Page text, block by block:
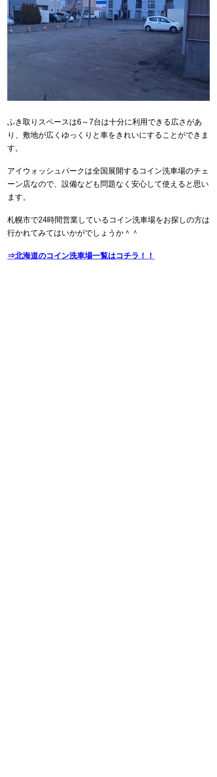
ふき取りスペースは6～7台は十分に利用できる広さがあ
り、敷地が広くゆっくりと車をきれいにすることができま
す。
アイウォッシュパークは全国展開するコイン洗車場のチェ
ーン店なので、設備なども問題なく安心して使えると思い
ます。
札幌市で24時間営業しているコイン洗車場をお探しの方は
行かれてみてはいかがでしょうか＾＾
⇒北海道のコイン洗車場一覧はコチラ！！